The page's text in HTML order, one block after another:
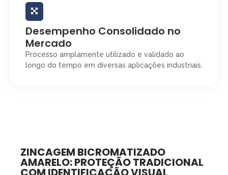
Desempenho Consolidado no
Mercado
Processo amplamente utilizado e validado ao
longo do tempo em diversas aplicações industriais.
ZINCAGEM BICROMATIZADO
AMARELO: PROTEÇÃO TRADICIONAL